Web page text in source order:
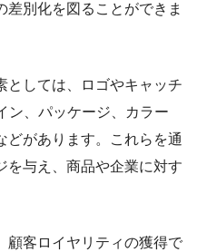
別化を図ることができま
としては、ロゴやキャッチ
ン、パッケージ、カラー
どがあります。これらを通
を与え、商品や企業に対す
顧客ロイヤリティの獲得で